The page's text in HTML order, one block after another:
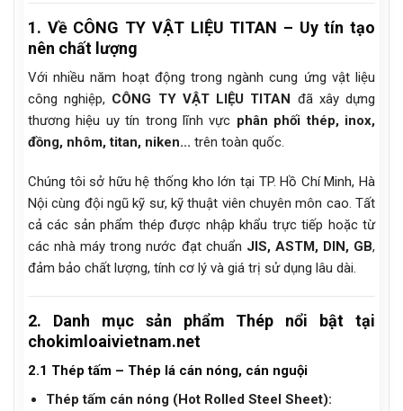
1. Về CÔNG TY VẬT LIỆU TITAN – Uy tín tạo
nên chất lượng
Với nhiều năm hoạt động trong ngành cung ứng vật liệu
công nghiệp, CÔNG TY VẬT LIỆU TITAN đã xây dựng
thương hiệu uy tín trong lĩnh vực phân phối thép, inox,
đồng, nhôm, titan, niken... trên toàn quốc.
Chúng tôi sở hữu hệ thống kho lớn tại TP. Hồ Chí Minh, Hà
Nội cùng đội ngũ kỹ sư, kỹ thuật viên chuyên môn cao. Tất
cả các sản phẩm thép được nhập khẩu trực tiếp hoặc từ
các nhà máy trong nước đạt chuẩn JIS, ASTM, DIN, GB,
đảm bảo chất lượng, tính cơ lý và giá trị sử dụng lâu dài.
2. Danh mục sản phẩm Thép nổi bật tại
chokimloaivietnam.net
2.1 Thép tấm – Thép lá cán nóng, cán nguội
Thép tấm cán nóng (Hot Rolled Steel Sheet):